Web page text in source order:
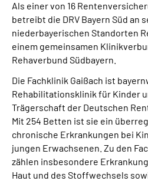
Als einer von 16
betreibt die DRV Bayern Süd an
niederbayerischen Standorten
einem gemeinsamen
Rehaverbund Südbayern.
Die Fachklinik Gaißach ist
Rehabilitationsklinik für Kinder
Trägerschaft der Deutschen
Mit 254 Betten ist sie ein
chronische Erkrankungen bei
jungen Erwachsenen. Zu den
zählen insbesondere
Haut und des Stoffwechsels